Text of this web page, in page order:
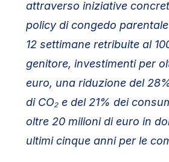
attraverso iniziative
policy di congedo
12 settimane retribuite al
genitore, investimenti per
euro, una riduzione del
di CO₂ e del 21% dei
oltre 20 milioni di euro in
ultimi cinque anni per le